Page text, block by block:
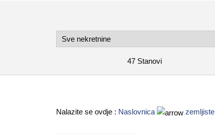
47 Stanovi
Nalazite se ovdje : Naslovnica zemljiste